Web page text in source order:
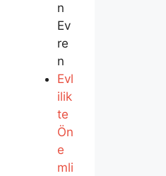
n
Ev
re
n
Evl
ilik
te
Ön
e
mli